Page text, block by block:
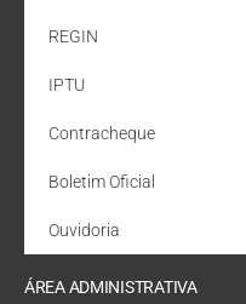
REGIN
IPTU
Contracheque
Boletim Oficial
Ouvidoria
ÁREA ADMINISTRATIVA